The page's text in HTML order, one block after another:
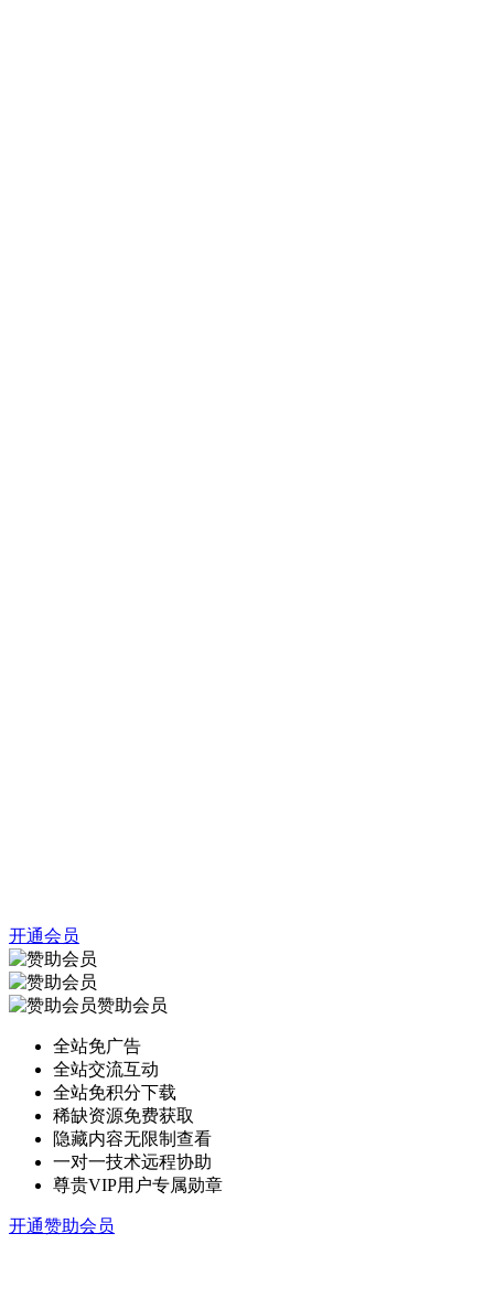
开通会员
赞助会员
全站免广告
全站交流互动
全站免积分下载
稀缺资源免费获取
隐藏内容无限制查看
一对一技术远程协助
尊贵VIP用户专属勋章
开通赞助会员